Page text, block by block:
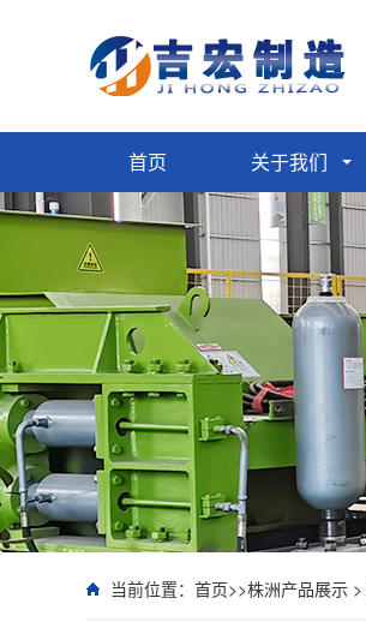
首页 关于我们
当前位置： 首页>>株洲产品展示 >